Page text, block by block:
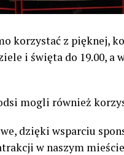
korzystać z pięknej,
i święta do 19.00, a
mogli również
dzięki wsparciu
w naszym